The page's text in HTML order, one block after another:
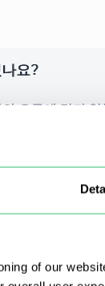
of our
요?
요구에 맞지
있나요?
가요?